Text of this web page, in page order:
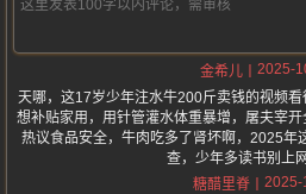
金希儿
2025-
天哪，这17岁少年注水牛200斤卖钱的视频
想补贴家用，用针管灌水体重暴增，屠夫宰
热议食品安全，牛肉吃多了肾坏啊，2025年
查，少年多读书别上
糖醋里脊
2025-